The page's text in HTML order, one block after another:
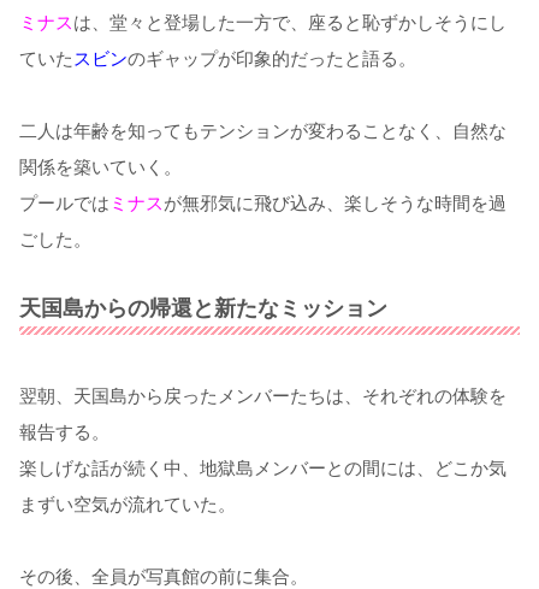
ミナスは、堂々と登場した一方で、座ると恥ずかしそうにし
ていた スビンのギャップが印象的だったと語る。
二人は年齢を知ってもテンションが変わることなく、自然な
関係を築いていく。
プールでは ミナスが無邪気に飛び込み、楽しそうな時間を過
ごした。
天国島からの帰還と新たなミッション
翌朝、天国島から戻ったメンバーたちは、それぞれの体験を
報告する。
楽しげな話が続く中、地獄島メンバーとの間には、どこか気
まずい空気が流れていた。
その後、全員が写真館の前に集合。